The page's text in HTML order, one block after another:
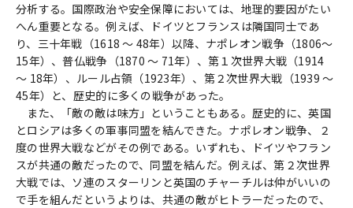
分析する。国際政治や安全保障においては、地理的要因がたい
へん重要となる。例えば、ドイツとフランスは隣国同士であ
り、三十年戦（1618 ～ 48年）以降、ナポレオン戦争（1806～
15年）、普仏戦争（1870 ～ 71年）、第１次世界大戦（1914
～ 18年）、ルール占領（1923年）、第２次世界大戦（1939 ～
45年）と、歴史的に多くの戦争があった。
また、「敵の敵は味方」ということもある。歴史的に、英国
とロシアは多くの軍事同盟を結んできた。ナポレオン戦争、２
度の世界大戦などがその例である。いずれも、ドイツやフラン
スが共通の敵だったので、同盟を結んだ。例えば、第２次世界
大戦では、ソ連のスターリンと英国のチャーチルは仲がいいの
で手を組んだというよりは、共通の敵がヒトラーだったので、